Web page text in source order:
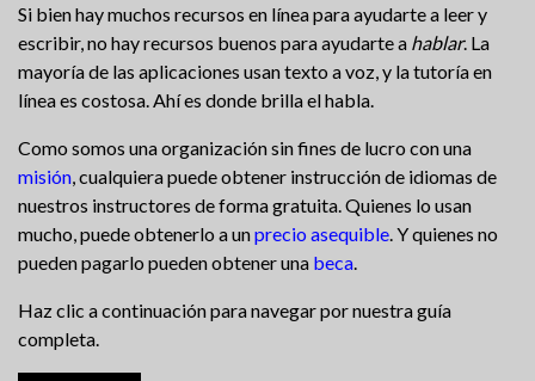
Si bien hay muchos recursos en línea para ayudarte a leer y
escribir, no hay recursos buenos para ayudarte a hablar. La
mayoría de las aplicaciones usan texto a voz, y la tutoría en
línea es costosa. Ahí es donde brilla el habla.
Como somos una organización sin fines de lucro con una
misión, cualquiera puede obtener instrucción de idiomas de
nuestros instructores de forma gratuita. Quienes lo usan
mucho, puede obtenerlo a unprecio asequible. Y quienes no
pueden pagarlo pueden obtener una beca.
Haz clic a continuación para navegar por nuestra guía
completa.